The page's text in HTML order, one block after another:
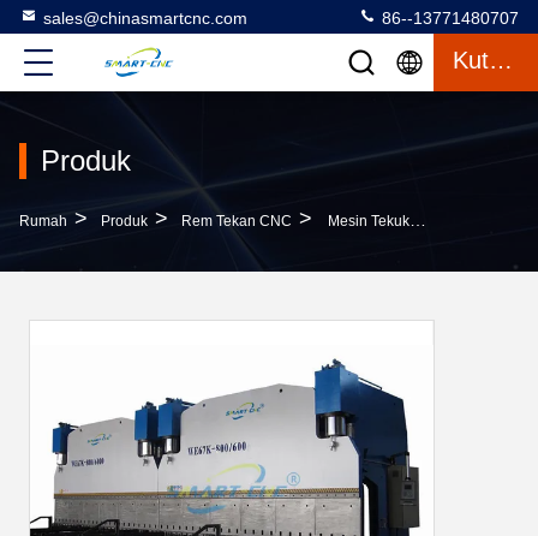
sales@chinasmartcnc.com 86--13771480707
Kutipan
Produk
Rumah > Produk > Rem Tekan CNC > Mesin Tekuk Rem Hidrolik Tandem CNC Besar Untuk Menghasilkan Tiang Listrik